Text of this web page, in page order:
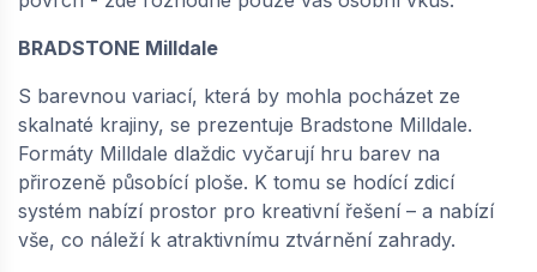
BRADSTONE Milldale
S barevnou variací, která by mohla pocházet ze
skalnaté krajiny, se prezentuje Bradstone Milldale.
Formáty Milldale dlaždic vyčarují hru barev na
přirozeně působící ploše. K tomu se hodící zdicí
systém nabízí prostor pro kreativní řešení – a nabízí
vše, co náleží k atraktivnímu ztvárnění zahrady.